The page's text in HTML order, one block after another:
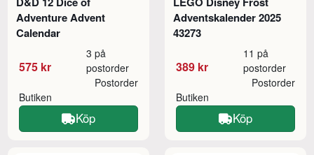
Adventure Advent
Calendar
575 kr
3 på
postorder
Butiken
Postorder
Köp
Adventskalender 2025
43273
389 kr
11 på
postorder
Butiken
Postorder
Köp